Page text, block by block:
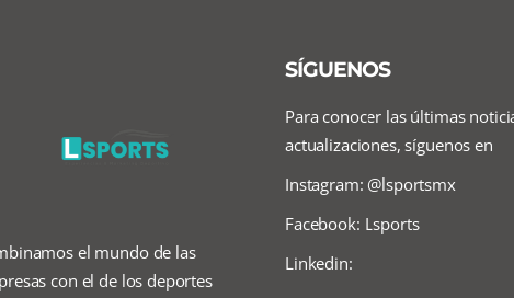
el mundo de las
con el de los deportes
SÍGUENOS
Para conocer las últimas
actualizaciones, síguenos en
Instagram: @lsportsmx
Facebook: Lsports
Linkedin: